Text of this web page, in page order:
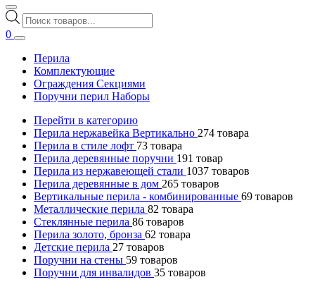
Поиск
товаров
0
Перила
Комплектующие
Ограждения Секциями
Поручни перил Наборы
Перейти в категорию
Перила нержавейка Вертикально 274 товара
Перила в стиле лофт 73 товара
Перила деревянные поручни 191 товар
Перила из нержавеющей стали 1037 товаров
Перила деревянные в дом 265 товаров
Вертикальные перила - комбинированные 69 товаров
Металлические перила 82 товара
Стеклянные перила 86 товаров
Перила золото, бронза 62 товара
Детские перила 27 товаров
Поручни на стены 59 товаров
Поручни для инвалидов 35 товаров